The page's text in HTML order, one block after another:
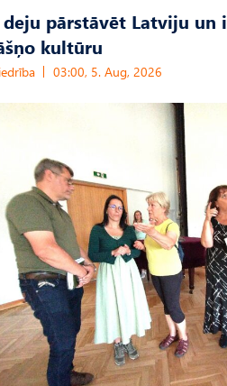
pārstāvēt Latviju un
kultūru
03:00, 5. Aug, 2026